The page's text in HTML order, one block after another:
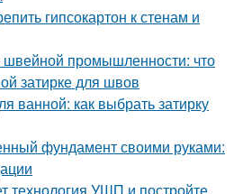
гипсокартон к стенам и
швейной промышленности: что
затирке для швов
ванной: как выбрать затирку
фундамент своими руками: